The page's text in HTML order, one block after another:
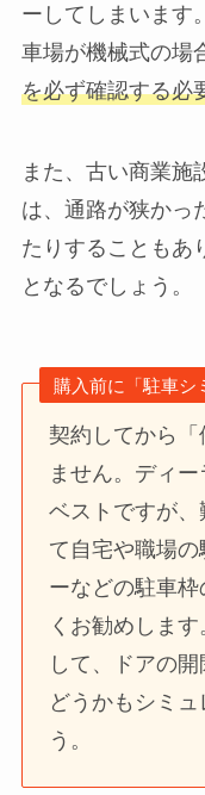
ーしてしまいます
車場が機械式の場
を必ず確認する必
また、古い商業施
は、通路が狭かっ
たりすることもあ
となるでしょう。
購入前に「駐車シ
契約してから「
ません。ディ
ベストですが
て自宅や職場
ーなどの駐車
くお勧めしま
して、ドアの
どうかもシミ
う。